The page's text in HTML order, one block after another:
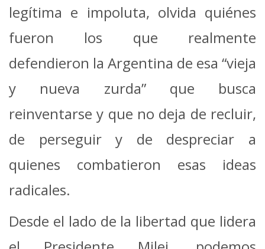
legítima e impoluta, olvida quiénes
fueron los que realmente
defendieron la Argentina de esa “vieja
y nueva zurda” que busca
reinventarse y que no deja de recluir,
de perseguir y de despreciar a
quienes combatieron esas ideas
radicales.
Desde el lado de la libertad que lidera